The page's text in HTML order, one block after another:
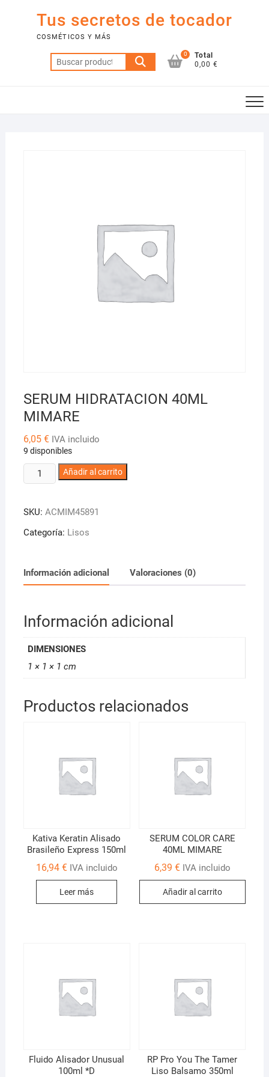
contenido
Tus secretos de tocador
COSMÉTICOS Y MÁS
Buscar
por:
0
Total
0,00 €
SERUM HIDRATACION 40ML
MIMARE
6,05 € IVA incluido
9 disponibles
SERUM
HIDRATACION
MIMARE
cantidad
Añadir al carrito
SKU: ACMIM45891
Categoría: Lisos
Información adicional Valoraciones (0)
Información adicional
DIMENSIONES
1 × 1 × 1 cm
Productos relacionados
Kativa Keratin Alisado
Brasileño Express 150ml
16,94 € IVA incluido
Leer más
SERUM COLOR CARE
40ML MIMARE
6,39 € IVA incluido
Añadir al carrito
Fluido Alisador Unusual
100ml *D
RP Pro You The Tamer
Liso Balsamo 350ml